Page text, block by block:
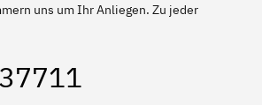
uns um Ihr Anliegen. Zu jeder